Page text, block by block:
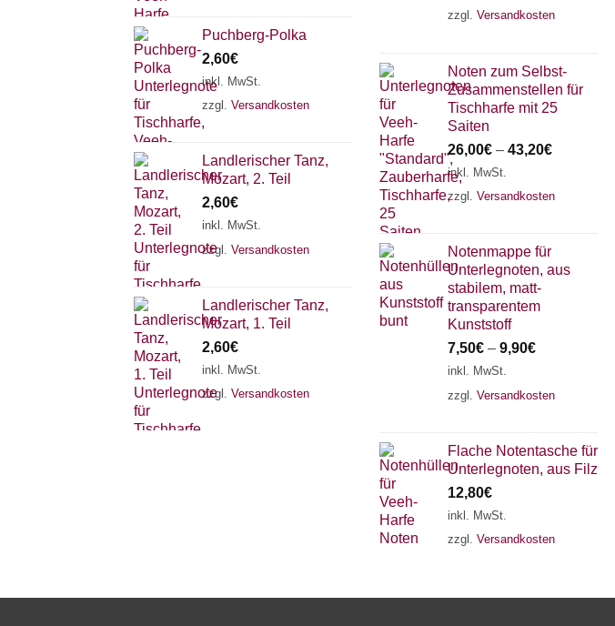
Puchberg-Polka
2,60€
inkl. MwSt.
zzgl. Versandkosten
Landlerischer Tanz,
Mozart, 2. Teil
2,60€
inkl. MwSt.
zzgl. Versandkosten
Landlerischer Tanz,
Mozart, 1. Teil
2,60€
inkl. MwSt.
zzgl. Versandkosten
zzgl. Versandkosten
Noten zum Selbst-
Zusammenstellen für
Tischharfe mit 25
Saiten
26,00€ – 43,20€
inkl. MwSt.
zzgl. Versandkosten
Notenmappe für
Unterlegnoten, aus
stabilem, matt-
transparentem
Kunststoff
7,50€ – 9,90€
inkl. MwSt.
zzgl. Versandkosten
Flache Notentasche für
Unterlegnoten, aus Filz
12,80€
inkl. MwSt.
zzgl. Versandkosten